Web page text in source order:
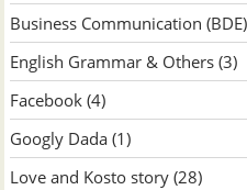
Business Communication (BDE)
English Grammar & Others (3)
Facebook (4)
Googly Dada (1)
Love and Kosto story (28)